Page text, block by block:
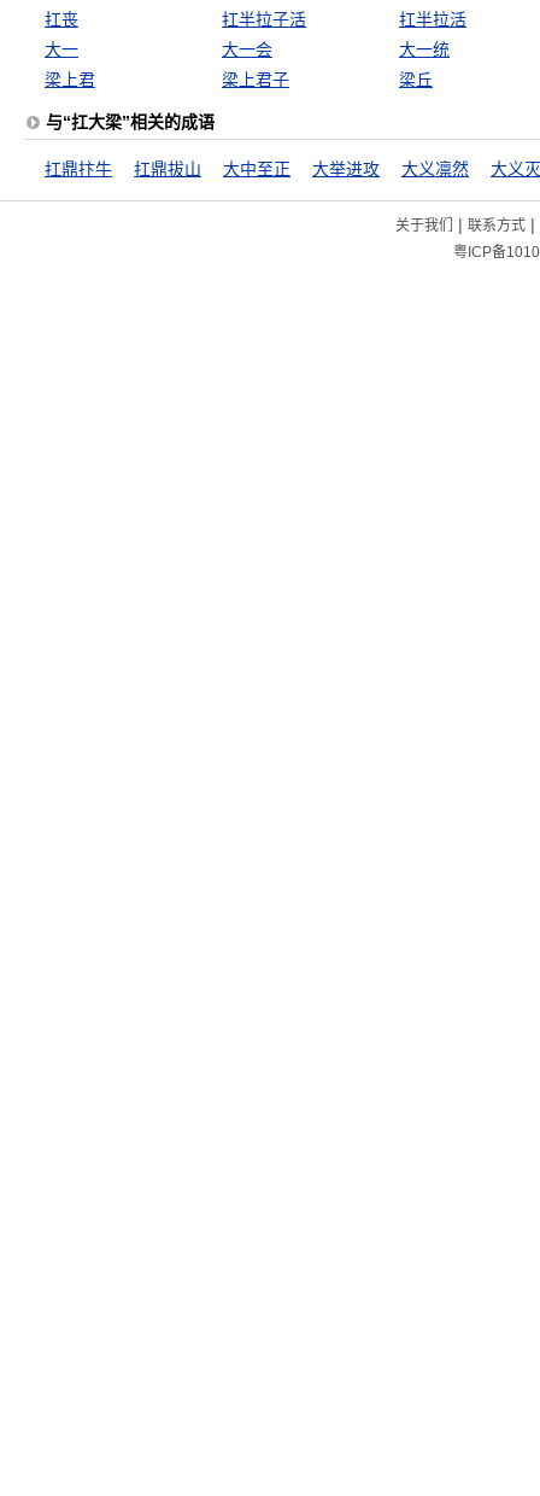
扛丧 扛半拉子活
扛半拉活
大一
大一会
大一统
梁上君
梁上君子 梁丘
与“扛大梁”相关的成语
扛鼎抃牛 扛鼎拔山 大中至正 大举进攻 大义凛然 大义
关于我们 | 联系方式|
粤ICP备